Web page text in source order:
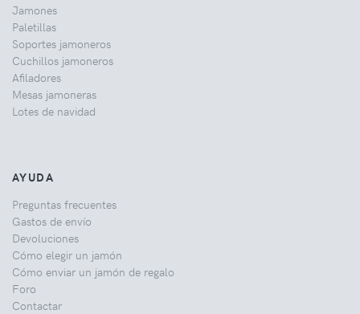
Jamones
Paletillas
Soportes jamoneros
Cuchillos jamoneros
Afiladores
Mesas jamoneras
Lotes de navidad
AYUDA
Preguntas frecuentes
Gastos de envío
Devoluciones
Cómo elegir un jamón
Cómo enviar un jamón de regalo
Foro
Contactar